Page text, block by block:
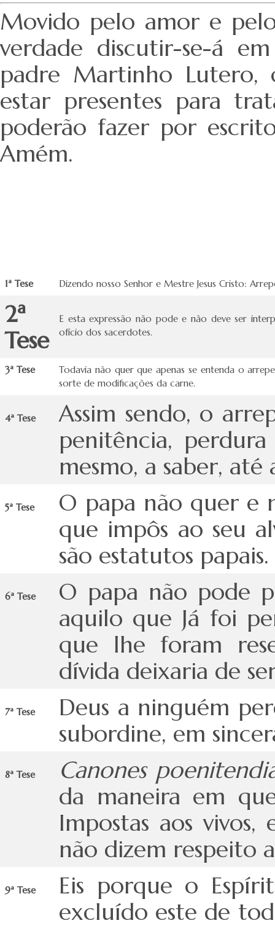
Movido pelo amor e
verdade discutir-se-á
padre Martinho Lutero,
estar presentes para
poderão fazer por
Amém.
1ª Tese Dizendo nosso Senhor e Mestre Jesus Cristo:
2ª
Tese
E esta expressão não pode e não deve ser
ofício dos sacerdotes.
3ª Tese
Todavia não quer que apenas se entenda o
sorte de modificações da carne.
4ª Tese
Assim sendo, o
penitência,
mesmo, a saber,
5ª Tese
O papa não quer e
que impôs ao seu
são estatutos papais.
6ª Tese
O papa não pode
aquilo que Já foi
que lhe foram
dívida deixaria de
7ª Tese
Deus a ninguém
subordine, em
8ª Tese
Canones
da maneira em
Impostas aos
não dizem respeito
9ª Tese
Eis porque o
excluído este de